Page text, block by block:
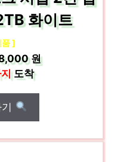
화이트
품 ]
원
도착